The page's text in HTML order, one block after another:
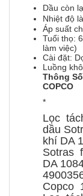
Dầu còn
Nhiệt độ
Áp suất
Tuổi thọ:
làm việc)
Cài đặt:
Luồng
Thông
COPCO
*
Lọc
dầu
khí DA
Sotras
DA
Copco